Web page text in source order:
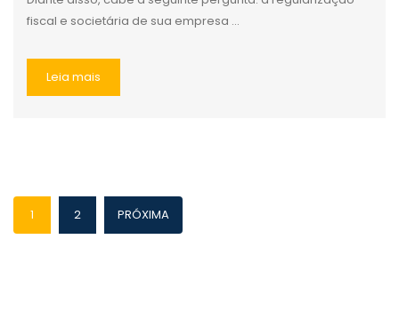
fiscal e societária de sua empresa ...
Leia mais
1 2 PRÓXIMA